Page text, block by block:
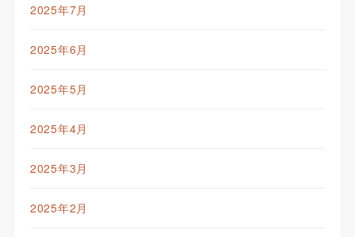
2025年7月
2025年6月
2025年5月
2025年4月
2025年3月
2025年2月